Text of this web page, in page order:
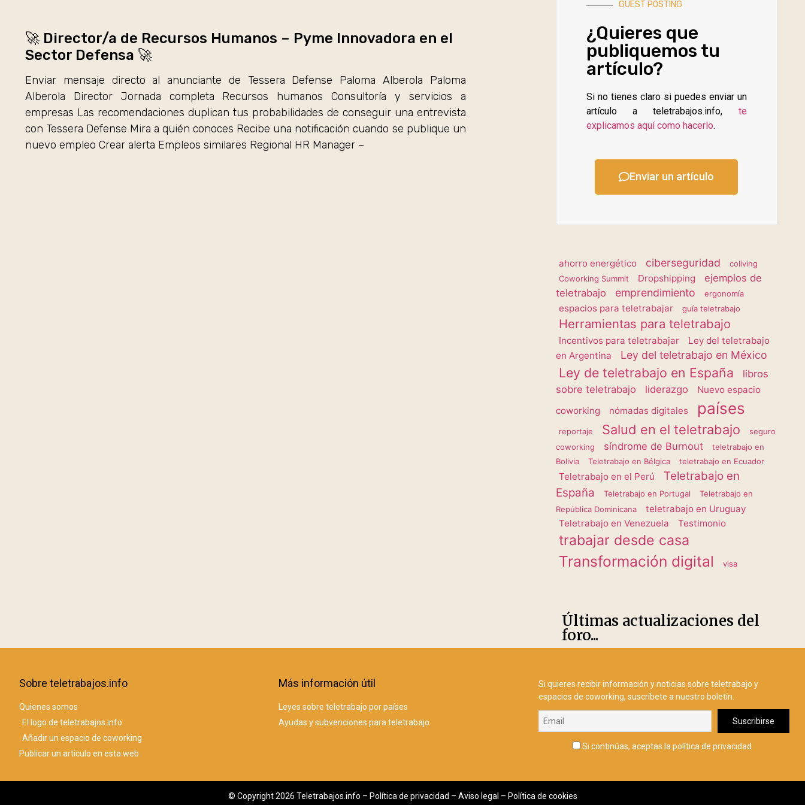
🚀 Director/a de Recursos Humanos – Pyme Innovadora en el
Sector Defensa 🚀
Enviar mensaje directo al anunciante de Tessera Defense Paloma Alberola Paloma
Alberola Director Jornada completa Recursos humanos Consultoría y servicios a
empresas Las recomendaciones duplican tus probabilidades de conseguir una entrevista
con Tessera Defense Mira a quién conoces Recibe una notificación cuando se publique un
nuevo empleo Crear alerta Empleos similares Regional HR Manager –
GUEST POSTING
¿Quieres que
publiquemos tu
artículo?
Si no tienes claro si puedes enviar un
artículo a teletrabajos.info, te
explicamos aquí como hacerlo.
Enviar un artículo
ahorro energético ciberseguridad
coliving
Coworking Summit
Dropshipping
ejemplos de
teletrabajo
emprendimiento ergonomía
espacios para teletrabajar guía teletrabajo
Herramientas para teletrabajo
Incentivos para teletrabajar
Ley del teletrabajo
en Argentina
Ley del teletrabajo en México
Ley de teletrabajo en España
libros
sobre teletrabajo
liderazgo
Nuevo espacio
coworking
nómadas digitales países
reportaje Salud en el teletrabajo
seguro
coworking
síndrome de Burnout
teletrabajo en
Bolivia
Teletrabajo en Bélgica teletrabajo en Ecuador
Teletrabajo en el Perú
Teletrabajo en
España
Teletrabajo en Portugal
Teletrabajo en
República Dominicana
teletrabajo en Uruguay
Teletrabajo en Venezuela
Testimonio
trabajar desde casa
Transformación digital visa
Últimas actualizaciones del
foro...
Sobre teletrabajos.info
Quienes somos
El logo de teletrabajos.info
Añadir un espacio de coworking
Publicar un artículo en esta web
Más información útil
Leyes sobre teletrabajo por países
Ayudas y subvenciones para teletrabajo
Si quieres recibir información y noticias sobre teletrabajo y
espacios de coworking, suscríbete a nuestro boletín.
Si continúas, aceptas la política de privacidad
© Copyright 2026 Teletrabajos.info – Política de privacidad – Aviso legal – Política de cookies